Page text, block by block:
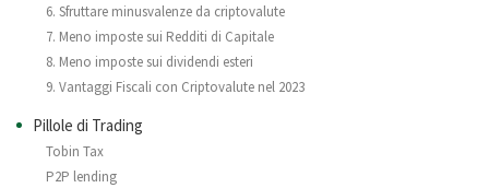
6. Sfruttare minusvalenze da criptovalute
7. Meno imposte sui Redditi di Capitale
8. Meno imposte sui dividendi esteri
9. Vantaggi Fiscali con Criptovalute nel 2023
Pillole di Trading
Tobin Tax
P2P lending